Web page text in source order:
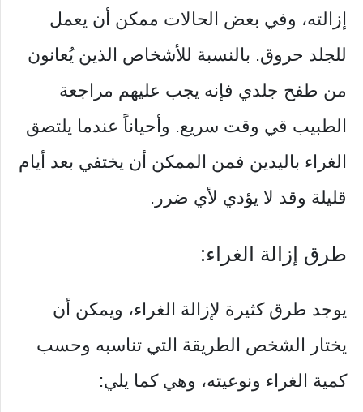
إزالته، وفي بعض الحالات ممكن أن يعمل
للجلد حروق. بالنسبة للأشخاص الذين يُعانون
من طفح جلدي فإنه يجب عليهم مراجعة
الطبيب قي وقت سريع. وأحياناً عندما يلتصق
الغراء باليدين فمن الممكن أن يختفي بعد أيام
قليلة وقد لا يؤدي لأي ضرر.
طرق إزالة الغراء:
يوجد طرق كثيرة لإزالة الغراء، ويمكن أن
يختار الشخص الطريقة التي تناسبه وحسب
كمية الغراء ونوعيته، وهي كما يلي: